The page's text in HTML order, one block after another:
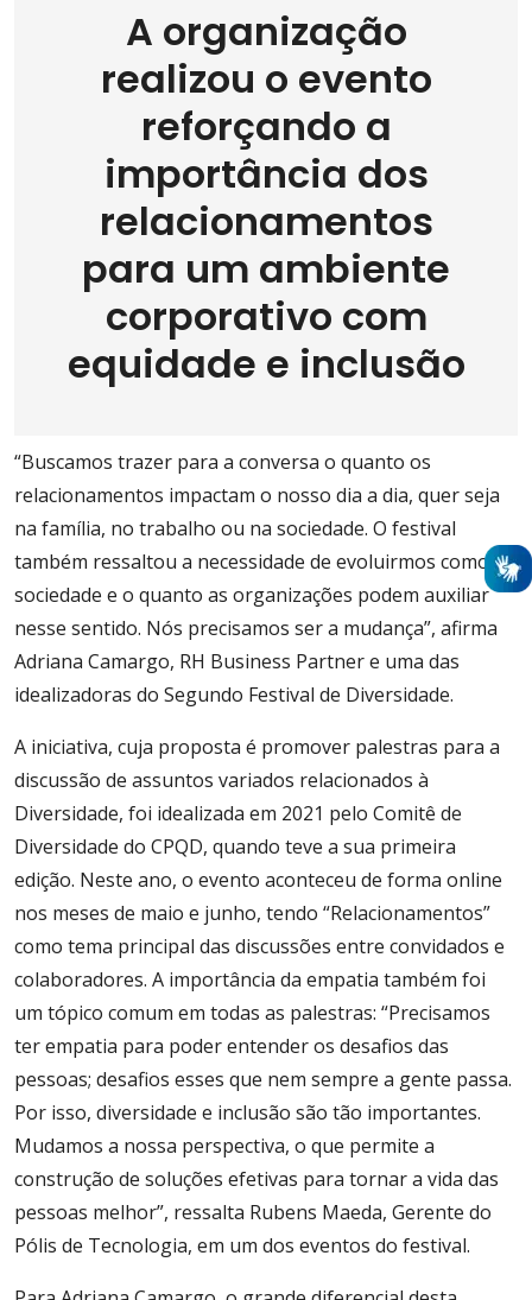
A organização
realizou o evento
reforçando a
importância dos
relacionamentos
para um ambiente
corporativo com
equidade e inclusão
“Buscamos trazer para a conversa o quanto os
relacionamentos impactam o nosso dia a dia, quer seja
na família, no trabalho ou na sociedade. O festival
também ressaltou a necessidade de evoluirmos como
sociedade e o quanto as organizações podem auxiliar
nesse sentido. Nós precisamos ser a mudança”, afirma
Adriana Camargo, RH Business Partner e uma das
idealizadoras do Segundo Festival de Diversidade.
A iniciativa, cuja proposta é promover palestras para a
discussão de assuntos variados relacionados à
Diversidade, foi idealizada em 2021 pelo Comitê de
Diversidade do CPQD, quando teve a sua primeira
edição. Neste ano, o evento aconteceu de forma online
nos meses de maio e junho, tendo “Relacionamentos”
como tema principal das discussões entre convidados e
colaboradores. A importância da empatia também foi
um tópico comum em todas as palestras: “Precisamos
ter empatia para poder entender os desafios das
pessoas; desafios esses que nem sempre a gente passa.
Por isso, diversidade e inclusão são tão importantes.
Mudamos a nossa perspectiva, o que permite a
construção de soluções efetivas para tornar a vida das
pessoas melhor”, ressalta Rubens Maeda, Gerente do
Pólis de Tecnologia, em um dos eventos do festival.